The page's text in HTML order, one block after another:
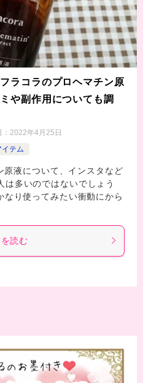
ラコラのプロヘマチン原
や副作用についても調
2022年4月25日
テム
液について、インスタなど
は多いのではないでしょう
り使ってみたい衝動にから
読む